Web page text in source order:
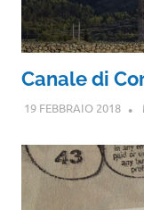
Canale di
19 FEBBRAIO 2018